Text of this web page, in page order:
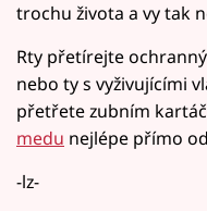
trochu života a vy tak
Rty přetírejte
nebo ty s vyživujícími
přetřete zubním
medu nejlépe přímo
-lz-